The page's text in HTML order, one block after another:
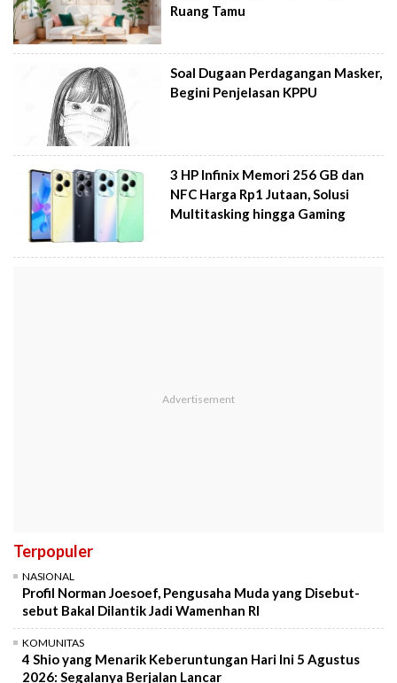
Ruang Tamu
Soal Dugaan Perdagangan Masker,
Begini Penjelasan KPPU
3 HP Infinix Memori 256 GB dan
NFC Harga Rp1 Jutaan, Solusi
Multitasking hingga Gaming
Terpopuler
NASIONAL
Profil Norman Joesoef, Pengusaha Muda yang Disebut-
sebut Bakal Dilantik Jadi Wamenhan RI
KOMUNITAS
4 Shio yang Menarik Keberuntungan Hari Ini 5 Agustus
2026: Segalanya Berjalan Lancar